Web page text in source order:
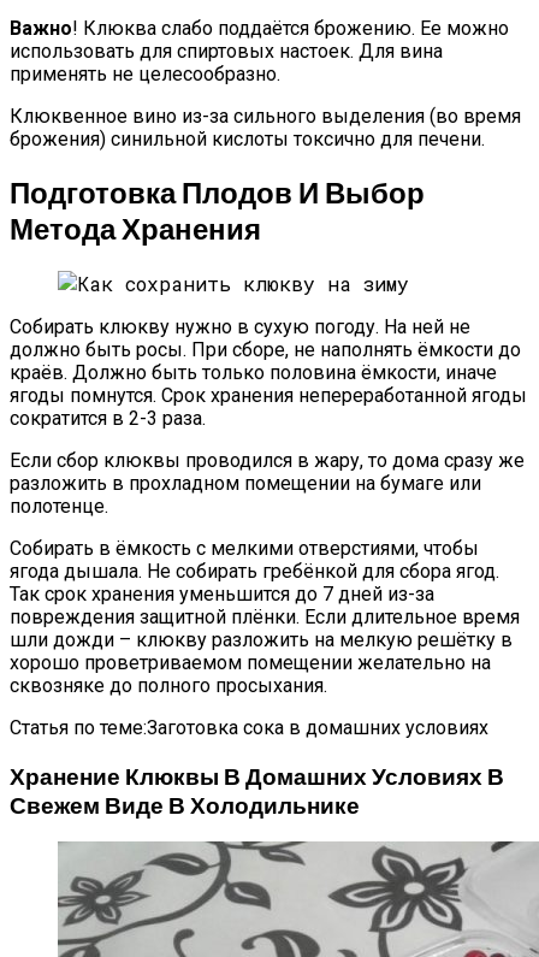
Важно! Клюква слабо поддаётся брожению. Ее можно
использовать для спиртовых настоек. Для вина
применять не целесообразно.
Клюквенное вино из-за сильного выделения (во время
брожения) синильной кислоты токсично для печени.
Подготовка Плодов И Выбор
Метода Хранения
Собирать клюкву нужно в сухую погоду. На ней не
должно быть росы. При сборе, не наполнять ёмкости до
краёв. Должно быть только половина ёмкости, иначе
ягоды помнутся. Срок хранения непереработанной ягоды
сократится в 2-3 раза.
Если сбор клюквы проводился в жару, то дома сразу же
разложить в прохладном помещении на бумаге или
полотенце.
Собирать в ёмкость с мелкими отверстиями, чтобы
ягода дышала. Не собирать гребёнкой для сбора ягод.
Так срок хранения уменьшится до 7 дней из-за
повреждения защитной плёнки. Если длительное время
шли дожди – клюкву разложить на мелкую решётку в
хорошо проветриваемом помещении желательно на
сквозняке до полного просыхания.
Статья по теме:Заготовка сока в домашних условиях
Хранение Клюквы В Домашних Условиях В
Свежем Виде В Холодильнике